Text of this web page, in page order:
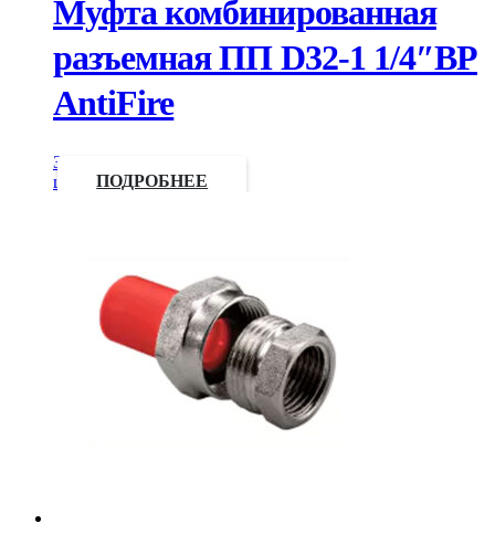
Муфта комбинированная
разъемная ПП D32-1 1/4″ВР
AntiFire
Запросить
цену
ПОДРОБНЕЕ